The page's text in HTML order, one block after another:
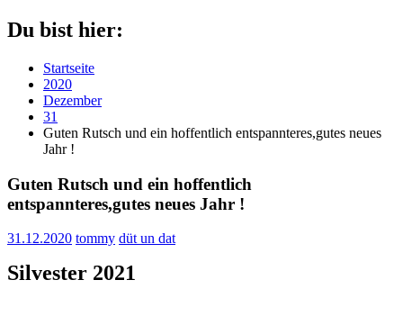
Du bist hier:
Startseite
2020
Dezember
31
Guten Rutsch und ein hoffentlich entspannteres,gutes neues
Jahr !
Guten Rutsch und ein hoffentlich
entspannteres,gutes neues Jahr !
31.12.2020 tommy düt un dat
Silvester 2021